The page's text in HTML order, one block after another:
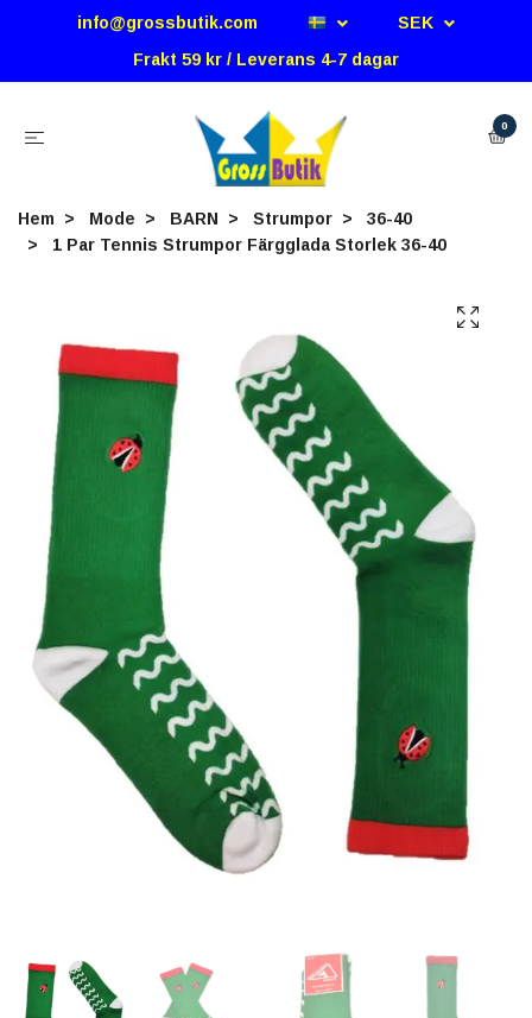
info@grossbutik.com
SEK
Frakt 59 kr / Leverans 4-7 dagar
0
Hem Mode BARN Strumpor
36-40
1 Par Tennis Strumpor Färgglada Storlek 36-40